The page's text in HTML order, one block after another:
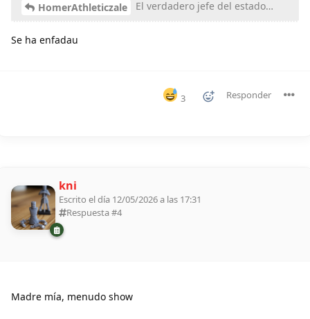
HomerAthleticzale El verdadero jefe del estado…
Se ha enfadau
3 Responder
kni
Escrito el día 12/05/2026 a las 17:31
Respuesta #4
Madre mía, menudo show